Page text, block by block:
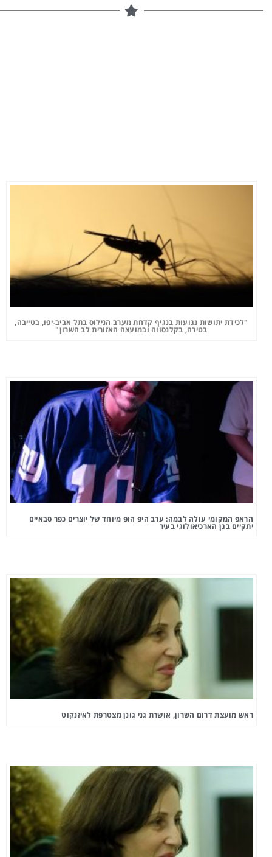
"לכידת יתושות נגועות בנגיף קדחת מערב הנילוס בתל אביב-יפו, בטייבה,
בטירה, בקלנסווה ובמועצה האזורית לב השרון"
הראפ המקומי עולה לבמה: ערב היפ הופ מיוחד של יוצרים כפר סבאיים
יתקיים בגן הארכיאולוגי בעיר
ראש מועצת דרום השרון, אושרת גני גונן מצטרפת לאיזנקוט